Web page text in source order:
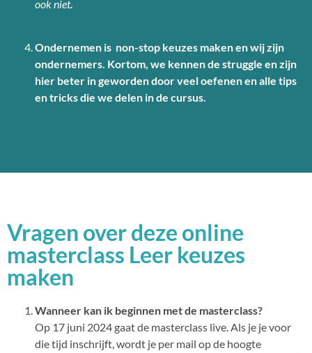
ook niet.
Ondernemen is non-stop keuzes maken en wij zijn
ondernemers. Kortom, we kennen de struggle en zijn
hier beter in geworden door veel oefenen en alle tips
en tricks die we delen in de cursus.
Vragen over deze online
masterclass Leer keuzes
maken
Wanneer kan ik beginnen met de masterclass?
Op 17 juni 2024 gaat de masterclass live. Als je je voor
die tijd inschrijft, wordt je per mail op de hoogte